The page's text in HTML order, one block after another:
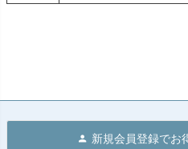
新規会員登録でお